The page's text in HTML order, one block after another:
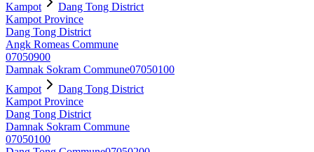
Kampot
Dang Tong District
Kampot Province
Dang Tong District
Angk Romeas Commune
07050900
Damnak Sokram Commune07050100
Kampot
Dang Tong District
Kampot Province
Dang Tong District
Damnak Sokram Commune
07050100